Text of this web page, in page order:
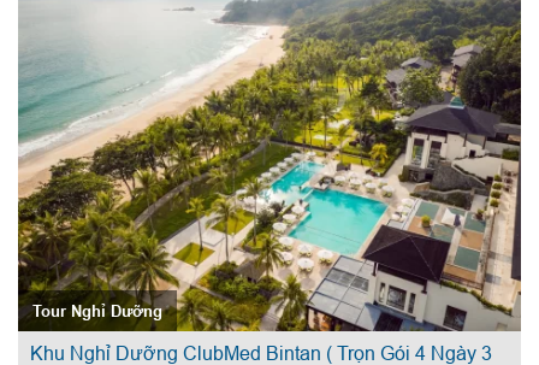
Tour Nghỉ Dưỡng
Khu Nghỉ Dưỡng ClubMed Bintan ( Trọn Gói 4 Ngày 3